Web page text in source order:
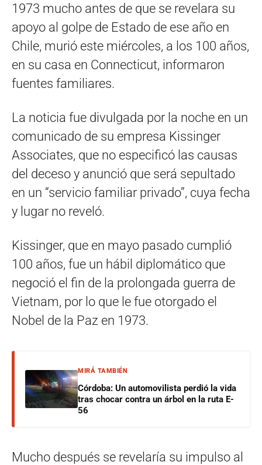
1973 mucho antes de que se revelara su
apoyo al golpe de Estado de ese año en
Chile, murió este miércoles, a los 100 años,
en su casa en Connecticut, informaron
fuentes familiares.
La noticia fue divulgada por la noche en un
comunicado de su empresa Kissinger
Associates, que no especificó las causas
del deceso y anunció que será sepultado
en un “servicio familiar privado”, cuya fecha
y lugar no reveló.
Kissinger, que en mayo pasado cumplió
100 años, fue un hábil diplomático que
negoció el fin de la prolongada guerra de
Vietnam, por lo que le fue otorgado el
Nobel de la Paz en 1973.
MIRÁ TAMBIÉN
Córdoba: Un automovilista perdió la vida
tras chocar contra un árbol en la ruta E-
56
Mucho después se revelaría su impulso al